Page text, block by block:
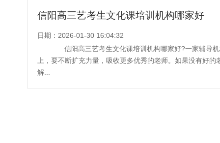
信阳高三艺考生文化课培训机构哪家好
日期：2026-01-30 16:04:32
信阳高三艺考生文化课培训机构哪家好?一家辅导机
上，要不断扩充力量，吸收更多优秀的老师。如果没有好
解...